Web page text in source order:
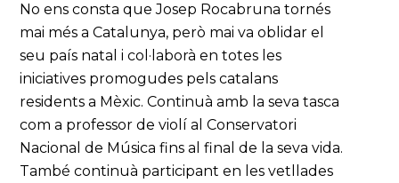
No ens consta que Josep Rocabruna tornés
mai més a Catalunya, però mai va oblidar el
seu país natal i col·laborà en totes les
iniciatives promogudes pels catalans
residents a Mèxic. Continuà amb la seva tasca
com a professor de violí al Conservatori
Nacional de Música fins al final de la seva vida.
També continuà participant en les vetllades